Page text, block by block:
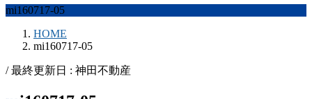
mi160717-05
HOME
mi160717-05
/ 最終更新日 : 神田不動産